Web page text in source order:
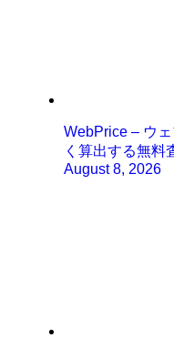
WebPrice – ウ
く算出する無料
August 8, 2026